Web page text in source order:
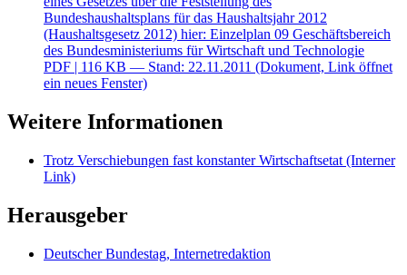
Bundeshaushaltsplans für das Haushaltsjahr 2012
(Haushaltsgesetz 2012) hier: Einzelplan 09 Geschäftsbereich
des Bundesministeriums für Wirtschaft und Technologie
PDF | 116 KB — Stand: 22.11.2011 (Dokument, Link öffnet
ein neues Fenster)
Weitere Informationen
Trotz Verschiebungen fast konstanter Wirtschaftsetat (Interner
Link)
Herausgeber
Deutscher Bundestag, Internetredaktion